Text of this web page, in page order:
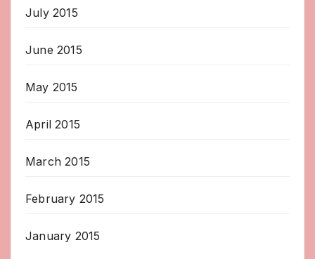
July 2015
June 2015
May 2015
April 2015
March 2015
February 2015
January 2015